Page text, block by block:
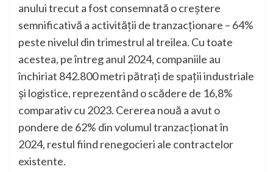
anului trecut a fost consemnată o creștere
semnificativă a activității de tranzacționare – 64%
peste nivelul din trimestrul al treilea. Cu toate
acestea, pe întreg anul 2024, companiile au
închiriat 842.800 metri pătrați de spații industriale
și logistice, reprezentând o scădere de 16,8%
comparativ cu 2023. Cererea nouă a avut o
pondere de 62% din volumul tranzacționat în
2024, restul fiind renegocieri ale contractelor
existente.